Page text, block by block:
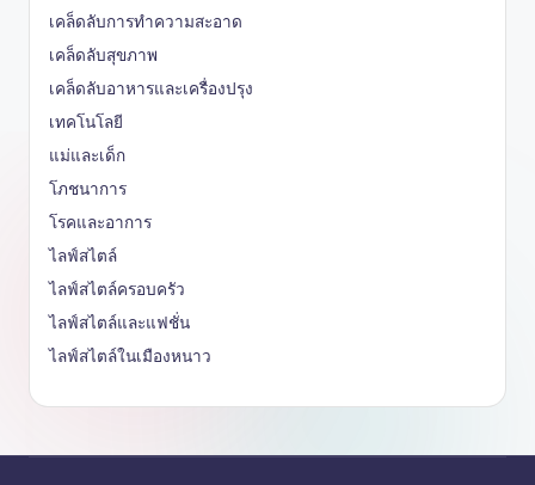
เคล็ดลับการทำความสะอาด
เคล็ดลับสุขภาพ
เคล็ดลับอาหารและเครื่องปรุง
เทคโนโลยี
แม่และเด็ก
โภชนาการ
โรคและอาการ
ไลฟ์สไตล์
ไลฟ์สไตล์ครอบครัว
ไลฟ์สไตล์และแฟชั่น
ไลฟ์สไตล์ในเมืองหนาว